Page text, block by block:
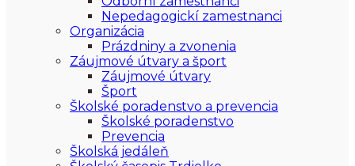
Nepedagogickí zamestnanci
Organizácia
Prázdniny a zvonenia
Záujmové útvary a šport
Záujmové útvary
Šport
Školské poradenstvo a prevencia
Školské poradenstvo
Prevencia
Školská jedáleň